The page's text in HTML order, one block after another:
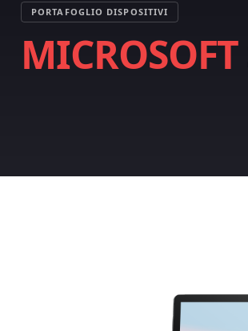
PORTAFOGLIO DISPOSITIVI
MICROSOFT